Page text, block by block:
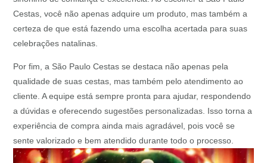
Cestas, você não apenas adquire um produto, mas também a
certeza de que está fazendo uma escolha acertada para suas
celebrações natalinas.
Por fim, a São Paulo Cestas se destaca não apenas pela
qualidade de suas cestas, mas também pelo atendimento ao
cliente. A equipe está sempre pronta para ajudar, respondendo
a dúvidas e oferecendo sugestões personalizadas. Isso torna a
experiência de compra ainda mais agradável, pois você se
sente valorizado e bem atendido durante todo o processo.